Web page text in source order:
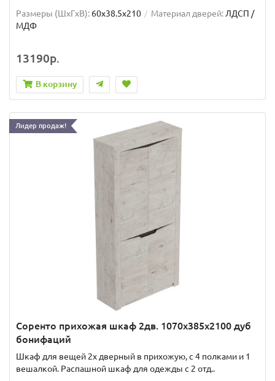
Размеры (ШxГxВ): 60x38.5x210 Материал дверей: ЛДСП /
МДФ
13190р.
В корзину
Лидер продаж!
Соренто прихожая шкаф 2дв. 1070x385x2100 дуб
бонифаций
Шкаф для вещей 2х дверный в прихожую, с 4 полками и 1
вешалкой. Распашной шкаф для одежды с 2 отд..